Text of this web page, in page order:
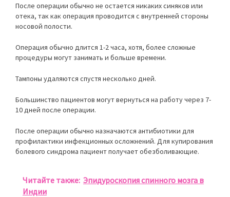
После операции обычно не остается никаких синяков или
отека, так как операция проводится с внутренней стороны
носовой полости.
Операция обычно длится 1-2 часа, хотя, более сложные
процедуры могут занимать и больше времени.
Тампоны удаляются спустя несколько дней.
Большинство пациентов могут вернуться на работу через 7-
10 дней после операции.
После операции обычно назначаются антибиотики для
профилактики инфекционных осложнений. Для купирования
болевого синдрома пациент получает обезболивающие.
Читайте также: Эпидуроскопия спинного мозга в
Индии